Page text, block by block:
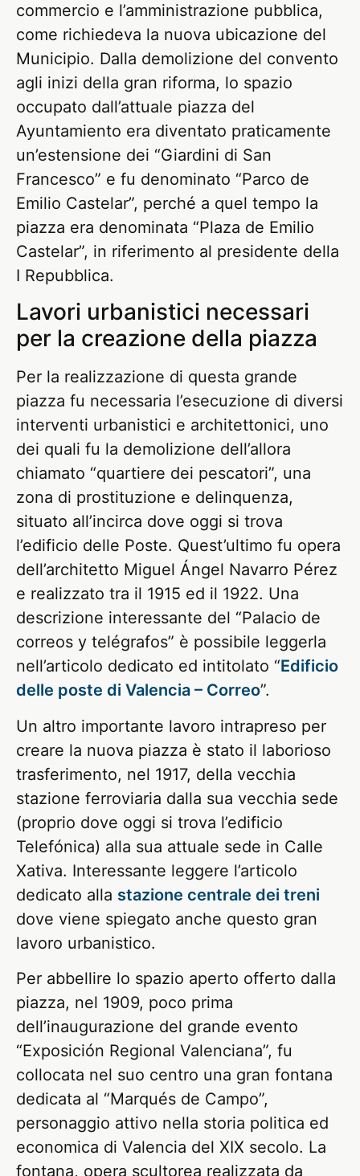
commercio e l’amministrazione pubblica,
come richiedeva la nuova ubicazione del
Municipio. Dalla demolizione del convento
agli inizi della gran riforma, lo spazio
occupato dall’attuale piazza del
Ayuntamiento era diventato praticamente
un’estensione dei “Giardini di San
Francesco” e fu denominato “Parco de
Emilio Castelar”, perché a quel tempo la
piazza era denominata “Plaza de Emilio
Castelar”, in riferimento al presidente della
I Repubblica.
Lavori urbanistici necessari
per la creazione della piazza
Per la realizzazione di questa grande
piazza fu necessaria l’esecuzione di diversi
interventi urbanistici e architettonici, uno
dei quali fu la demolizione dell’allora
chiamato “quartiere dei pescatori”, una
zona di prostituzione e delinquenza,
situato all’incirca dove oggi si trova
l’edificio delle Poste. Quest’ultimo fu opera
dell’architetto Miguel Ángel Navarro Pérez
e realizzato tra il 1915 ed il 1922. Una
descrizione interessante del “Palacio de
correos y telégrafos” è possibile leggerla
nell’articolo dedicato ed intitolato “Edificio
delle poste di Valencia – Correo”.
Un altro importante lavoro intrapreso per
creare la nuova piazza è stato il laborioso
trasferimento, nel 1917, della vecchia
stazione ferroviaria dalla sua vecchia sede
(proprio dove oggi si trova l’edificio
Telefónica) alla sua attuale sede in Calle
Xativa. Interessante leggere l’articolo
dedicato alla stazione centrale dei treni
dove viene spiegato anche questo gran
lavoro urbanistico.
Per abbellire lo spazio aperto offerto dalla
piazza, nel 1909, poco prima
dell’inaugurazione del grande evento
“Exposición Regional Valenciana”, fu
collocata nel suo centro una gran fontana
dedicata al “Marqués de Campo”,
personaggio attivo nella storia politica ed
economica di Valencia del XIX secolo. La
fontana, opera scultorea realizzata da